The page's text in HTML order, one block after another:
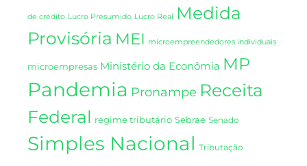
de crédito Lucro Presumido Lucro Real
Medida
Provisória MEI microempreendedores individuais
microempresas Ministério da Econômia MP
Pandemia Pronampe Receita
Federal regime tributário Sebrae Senado
Simples Nacional Tributação